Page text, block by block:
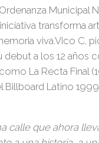
Municipal
transforma
viva.Vico C,
debut a los 12 años
La Recta Final
Latino
calle que ahora